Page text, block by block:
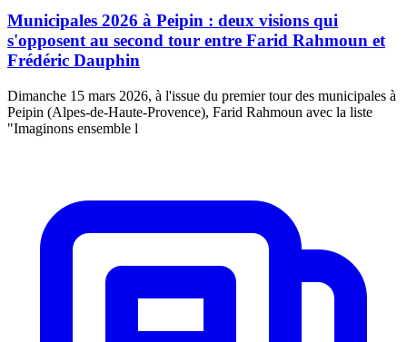
Municipales 2026 à Peipin : deux visions qui
s'opposent au second tour entre Farid Rahmoun et
Frédéric Dauphin
Dimanche 15 mars 2026, à l'issue du premier tour des municipales à
Peipin (Alpes-de-Haute-Provence), Farid Rahmoun avec la liste
"Imaginons ensemble l